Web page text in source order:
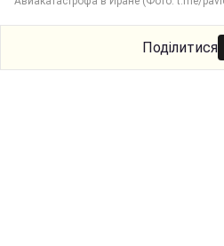
Поділитися